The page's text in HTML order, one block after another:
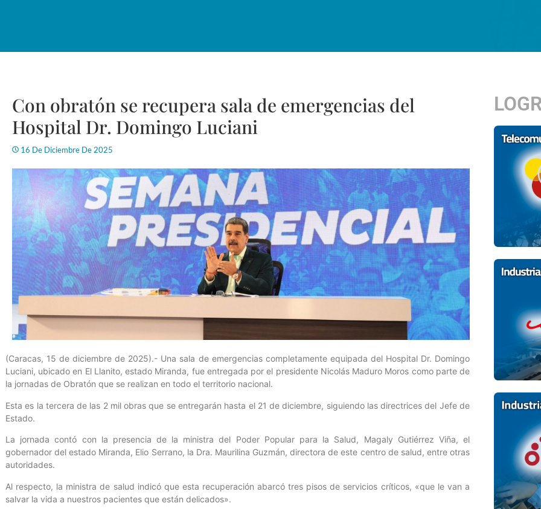
Con obratón se recupera sala de emergencias del
Hospital Dr. Domingo Luciani
16 De Diciembre De 2025
(Caracas, 15 de diciembre de 2025).- Una sala de emergencias completamente equipada del Hospital Dr. Domingo
Luciani, ubicado en El Llanito, estado Miranda, fue entregada por el presidente Nicolás Maduro Moros como parte de
la jornadas de Obratón que se realizan en todo el territorio nacional.
Esta es la tercera de las 2 mil obras que se entregarán hasta el 21 de diciembre, siguiendo las directrices del Jefe de
Estado.
La jornada contó con la presencia de la ministra del Poder Popular para la Salud, Magaly Gutiérrez Viña, el
gobernador del estado Miranda, Elio Serrano, la Dra. Maurilina Guzmán, directora de este centro de salud, entre otras
autoridades.
Al respecto, la ministra de salud indicó que esta recuperación abarcó tres pisos de servicios críticos, «que le van a
salvar la vida a nuestros pacientes que están delicados».